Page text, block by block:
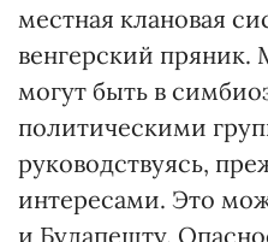
местная клановая
венгерский
могут быть в
политическими
руководствуясь,
интересами. Это
и Будапешту.